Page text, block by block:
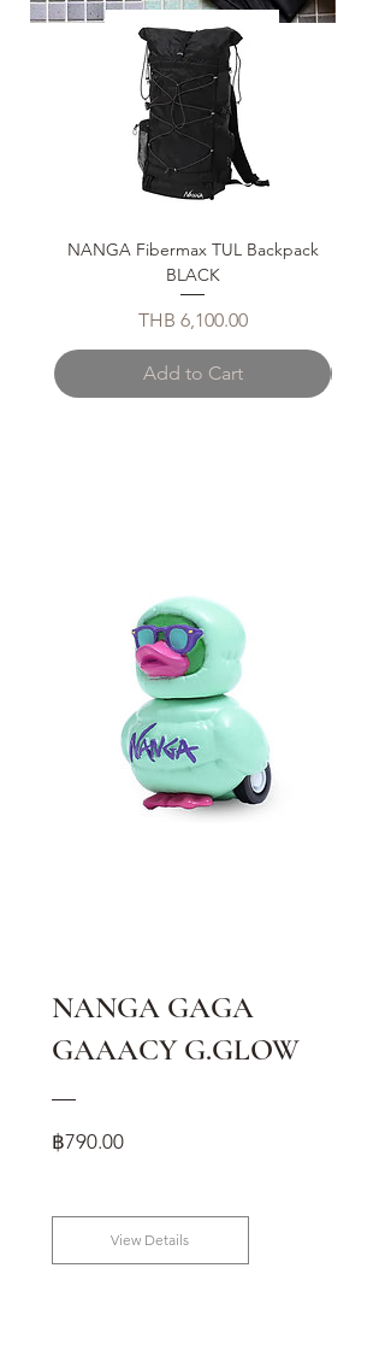
NANGA Fibermax TUL Backpack
BLACK
Price
THB 6,100.00
Add to Cart
NANGA GAGA
GAAACY G.GLOW
฿790.00Price
View Details